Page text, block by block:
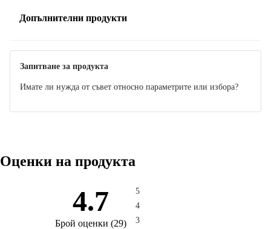
Допълнителни продукти
Запитване за продукта
Имате ли нужда от съвет относно параметрите или избора?
Оценки на продукта
4.7
Брой оценки (29)
5
4
3